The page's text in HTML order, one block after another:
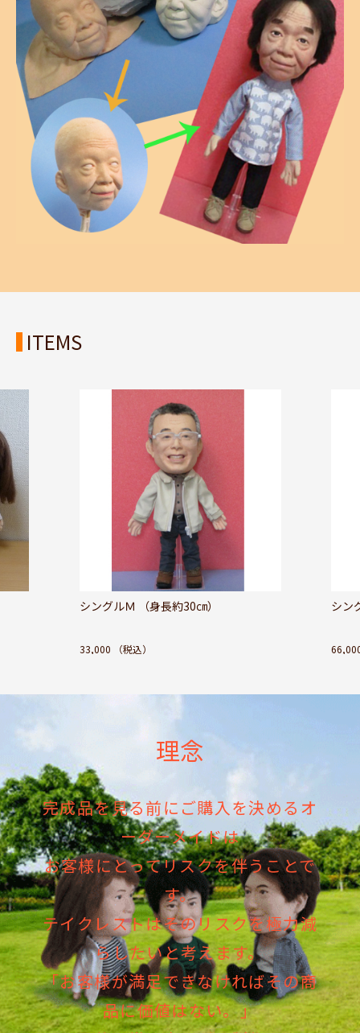
ITEMS
シングルＭ （身長約30㎝）
33,000 （税込）
シン
理念
完成品を見る前にご購入を決めるオ
ーダーメイドは
お客様にとってリスクを伴うことで
す。
テイクレストはそのリスクを極力減
らしたいと考えます。
「お客様が満足できなければその商
品に価値はない。」